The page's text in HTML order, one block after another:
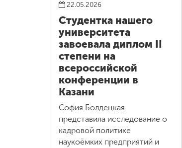
22.05.2026
Студентка нашего
университета
завоевала диплом II
степени на
всероссийской
конференции в
Казани
София Болдецкая
представила исследование о
кадровой политике
наукоёмких предприятий и